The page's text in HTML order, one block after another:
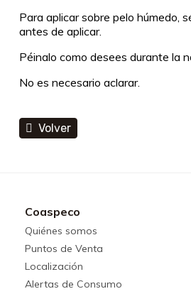
Para aplicar sobre pelo húmedo,
antes de aplicar.
Péinalo como desees durante la
No es necesario aclarar.
Volver
Coaspeco
Quiénes somos
Puntos de Venta
Localización
Alertas de Consumo